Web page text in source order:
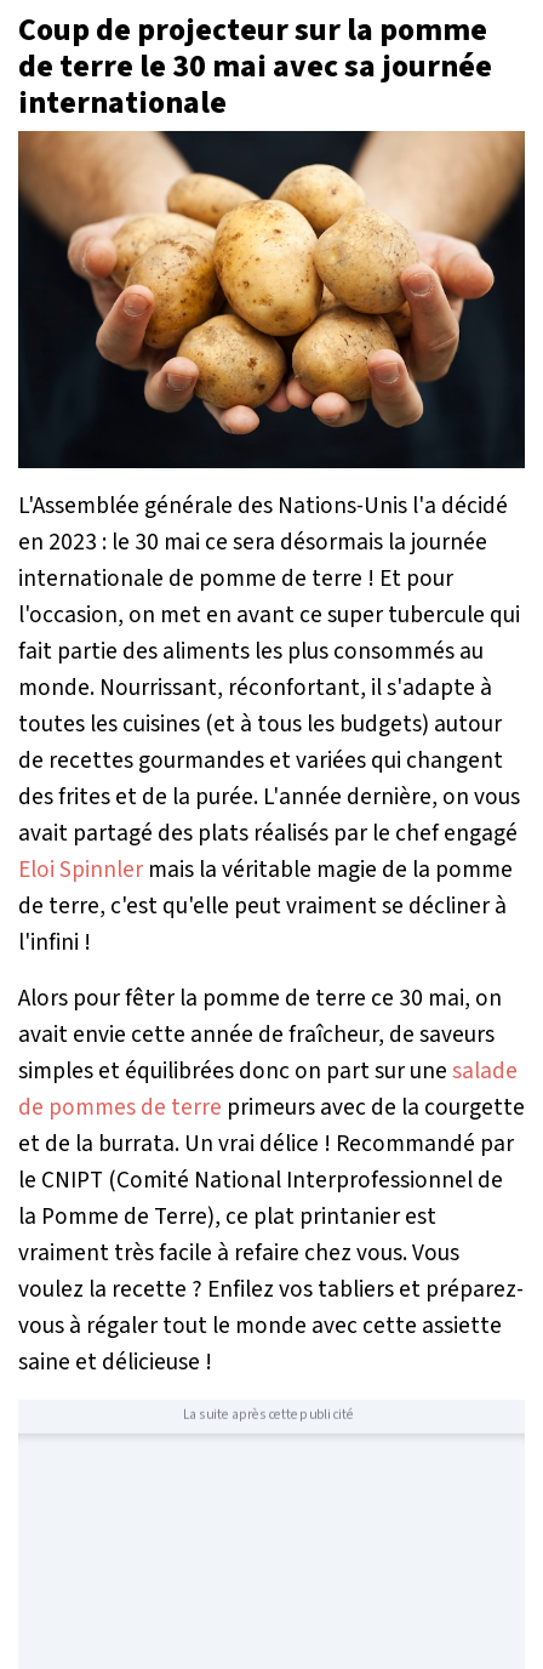
Coup de projecteur sur la pomme
de terre le 30 mai avec sa journée
internationale
L'Assemblée générale des Nations-Unis l'a décidé
en 2023 : le 30 mai ce sera désormais la journée
internationale de pomme de terre ! Et pour
l'occasion, on met en avant ce super tubercule qui
fait partie des aliments les plus consommés au
monde. Nourrissant, réconfortant, il s'adapte à
toutes les cuisines (et à tous les budgets) autour
de recettes gourmandes et variées qui changent
des frites et de la purée. L'année dernière, on vous
avait partagé des plats réalisés par le chef engagé
Eloi Spinnler mais la véritable magie de la pomme
de terre, c'est qu'elle peut vraiment se décliner à
l'infini !
Alors pour fêter la pomme de terre ce 30 mai, on
avait envie cette année de fraîcheur, de saveurs
simples et équilibrées donc on part sur unesalade
de pommes de terre primeurs avec de la courgette
et de la burrata. Un vrai délice ! Recommandé par
le CNIPT (Comité National Interprofessionnel de
la Pomme de Terre), ce plat printanier est
vraiment très facile à refaire chez vous. Vous
voulez la recette ? Enfilez vos tabliers et préparez-
vous à régaler tout le monde avec cette assiette
saine et délicieuse !
La suite après cette publicité